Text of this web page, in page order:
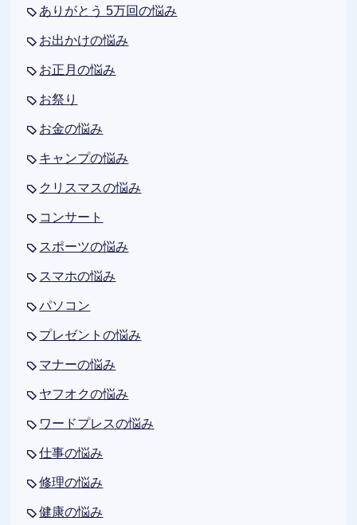
ありがとう 5万回の悩み
お出かけの悩み
お正月の悩み
お祭り
お金の悩み
キャンプの悩み
クリスマスの悩み
コンサート
スポーツの悩み
スマホの悩み
パソコン
プレゼントの悩み
マナーの悩み
ヤフオクの悩み
ワードプレスの悩み
仕事の悩み
修理の悩み
健康の悩み